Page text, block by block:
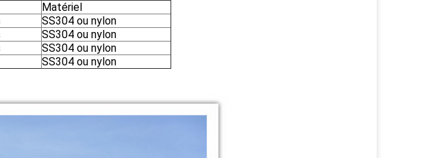
Matériel
SS304 ou nylon
SS304 ou nylon
SS304 ou nylon
SS304 ou nylon